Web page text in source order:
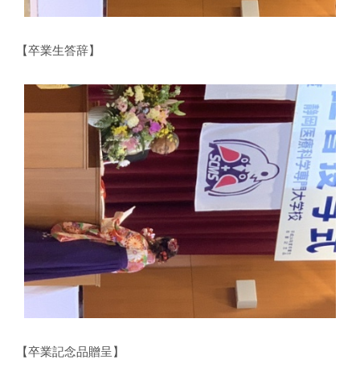
【卒業生答辞】
【卒業記念品贈呈】